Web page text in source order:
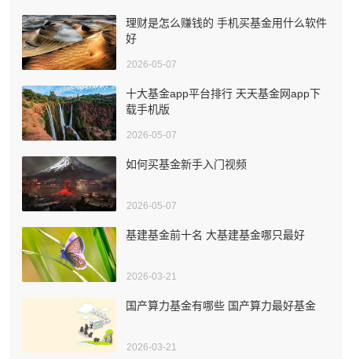
理财是怎么赚钱的 手机买基金用什么软件
好
2026-05-07
十大基金app平台排行 天天基金网app下
载手机版
2026-05-07
如何买基金新手入门视频
2026-05-07
基建基金前十名 大基建基金哪只最好
2026-03-21
国产算力基金有哪些 国产算力最好基金
2026-03-21